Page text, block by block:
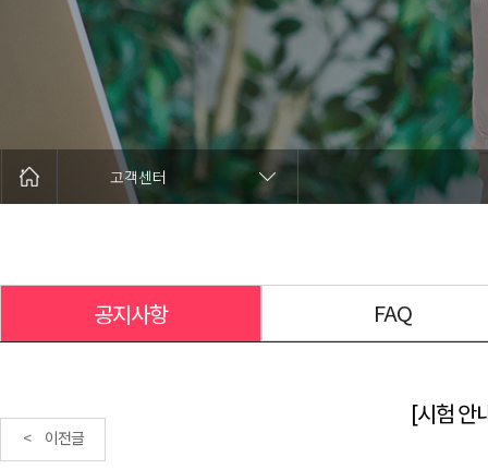
고객센터
공지사항 FAQ
[시험 안
< 이전글